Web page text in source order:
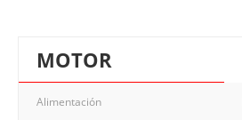
MOTOR
Alimentación